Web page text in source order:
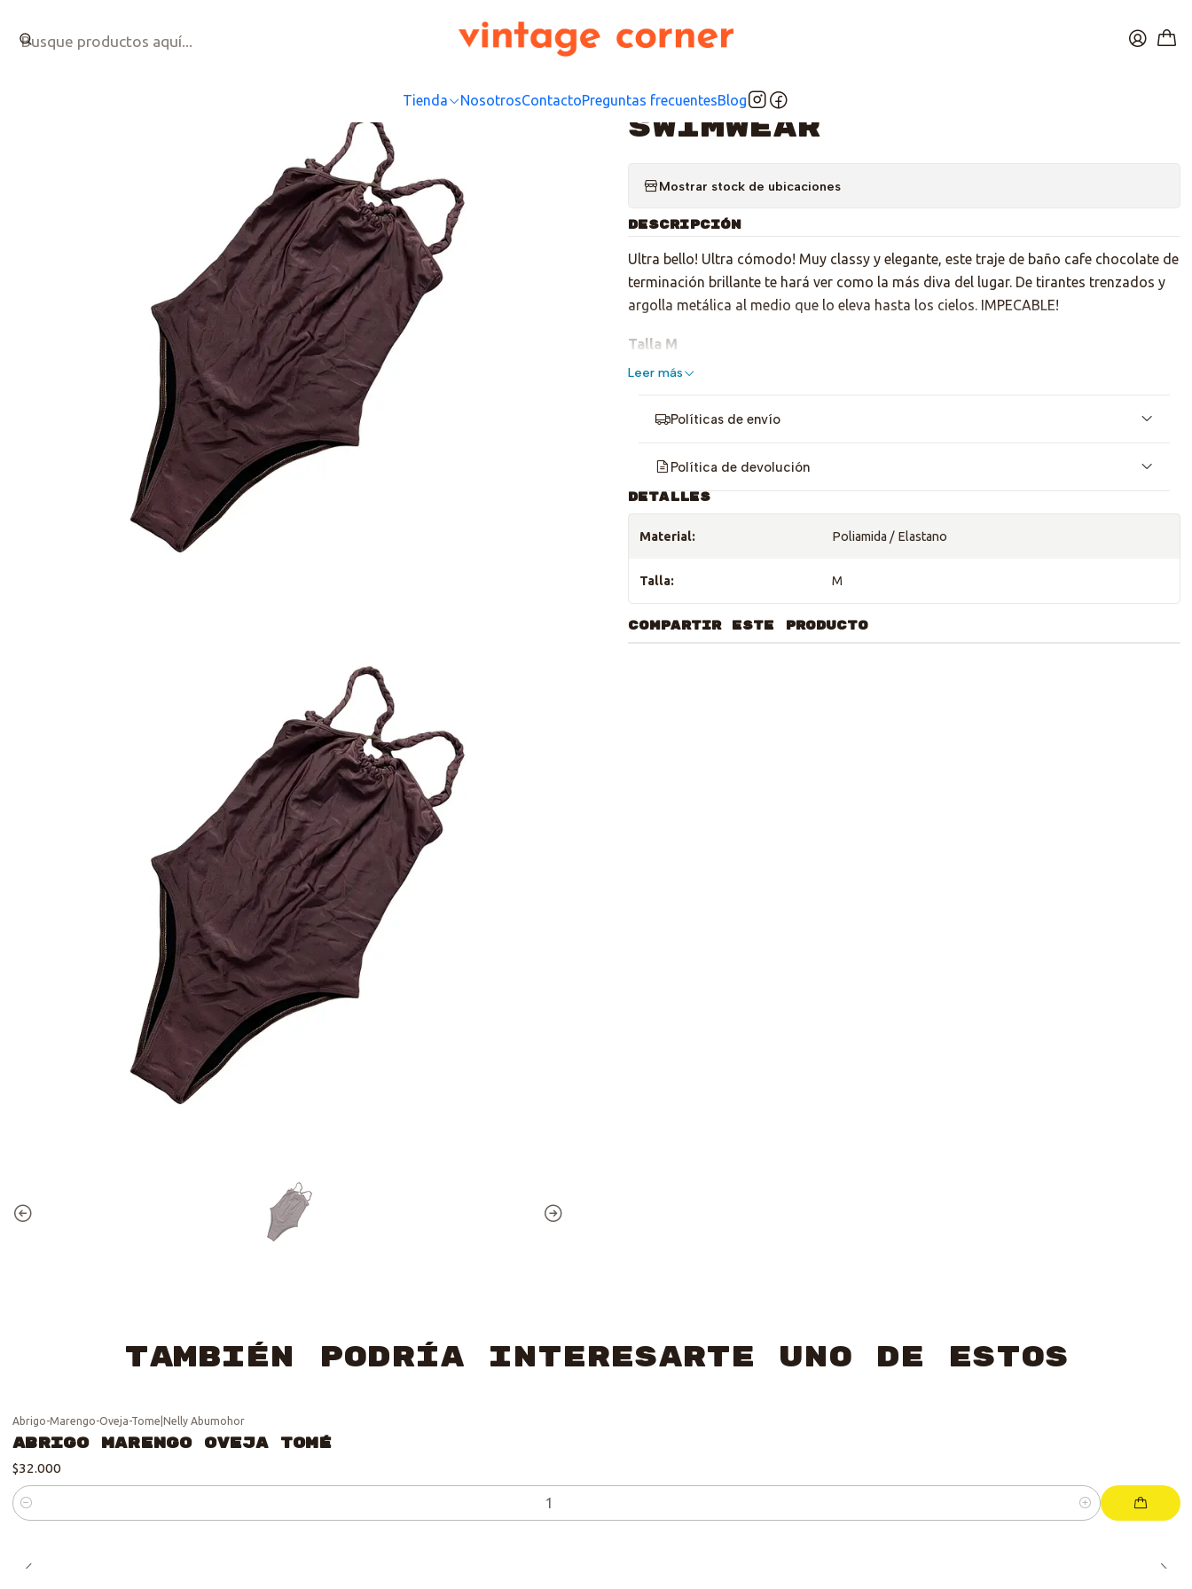
Tienda NosotrosContactoPreguntas frecuentesBlog
Brown Cholocate
Swimwear
Mostrar stock de ubicaciones
DESCRIPCIÓN
Ultra bello! Ultra cómodo! Muy classy y elegante, este traje de baño cafe chocolate de
terminación brillante te hará ver como la más diva del lugar. De tirantes trenzados y
argolla metálica al medio que lo eleva hasta los cielos. IMPECABLE!
Talla M
Leer más
Políticas de envío
Política de devolución
DETALLES
Material: Poliamida / Elastano
Talla: M
COMPARTIR ESTE PRODUCTO
También podría interesarte uno de estos
Abrigo-Marengo-Oveja-Tome Nelly Abumohor
Abrigo Marengo Oveja Tomé
$32.000
Cantidad